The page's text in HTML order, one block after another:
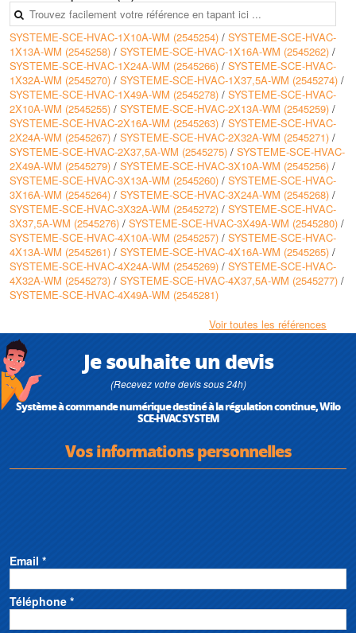
un code, mémoire d’historique des erreurs acceptant jusqu’à 16
messages individuels
• Système fiable : Affichage permanent de l’état des pompes et du
système, ainsi que de la valeur réelle présente, SBM et SSM en
standard, d’autres messages d’erreurs/d’alarmes peuvent être affichés
en option via des relais ou d’autres outils de communication (p. ex. des
systèmes de bus)
• Paramètres de réglage étendus : 2 valeurs de consigne réglables,
réglage à distance des valeurs de consigne possible
• Capacité de communication : systèmes Bus pouvant être raccordés :
BACnet, Modbus RTU (RS 232) (LON raccordable via un module en
option)
SYSTEME-SCE-HVAC-1X10A-WM (2545254) / SYSTEME-SCE-HVAC-
1X13A-WM (2545258) / SYSTEME-SCE-HVAC-1X16A-WM (2545262) /
SYSTEME-SCE-HVAC-1X24A-WM (2545266) / SYSTEME-SCE-HVAC-
1X32A-WM (2545270) / SYSTEME-SCE-HVAC-1X37,5A-WM (2545274) /
SYSTEME-SCE-HVAC-1X49A-WM (2545278) / SYSTEME-SCE-HVAC-
2X10A-WM (2545255) / SYSTEME-SCE-HVAC-2X13A-WM (2545259) /
SYSTEME-SCE-HVAC-2X16A-WM (2545263) / SYSTEME-SCE-HVAC-
2X24A-WM (2545267) / SYSTEME-SCE-HVAC-2X32A-WM (2545271) /
SYSTEME-SCE-HVAC-2X37,5A-WM (2545275) / SYSTEME-SCE-HVAC-
2X49A-WM (2545279) / SYSTEME-SCE-HVAC-3X10A-WM (2545256) /
SYSTEME-SCE-HVAC-3X13A-WM (2545260) / SYSTEME-SCE-HVAC-
3X16A-WM (2545264) / SYSTEME-SCE-HVAC-3X24A-WM (2545268) /
SYSTEME-SCE-HVAC-3X32A-WM (2545272) / SYSTEME-SCE-HVAC-
3X37,5A-WM (2545276) / SYSTEME-SCE-HVAC-3X49A-WM (2545280) /
SYSTEME-SCE-HVAC-4X10A-WM (2545257) / SYSTEME-SCE-HVAC-
4X13A-WM (2545261) / SYSTEME-SCE-HVAC-4X16A-WM (2545265) /
SYSTEME-SCE-HVAC-4X24A-WM (2545269) / SYSTEME-SCE-HVAC-
4X32A-WM (2545273) / SYSTEME-SCE-HVAC-4X37,5A-WM (2545277) /
SYSTEME-SCE-HVAC-4X49A-WM (2545281)
Voir toutes les références
Je souhaite un devis
(Recevez votre devis sous 24h)
Système à commande numérique destiné à la régulation continue, Wilo
SCE-HVAC SYSTEM
Vos informations personnelles
Email *
Téléphone *